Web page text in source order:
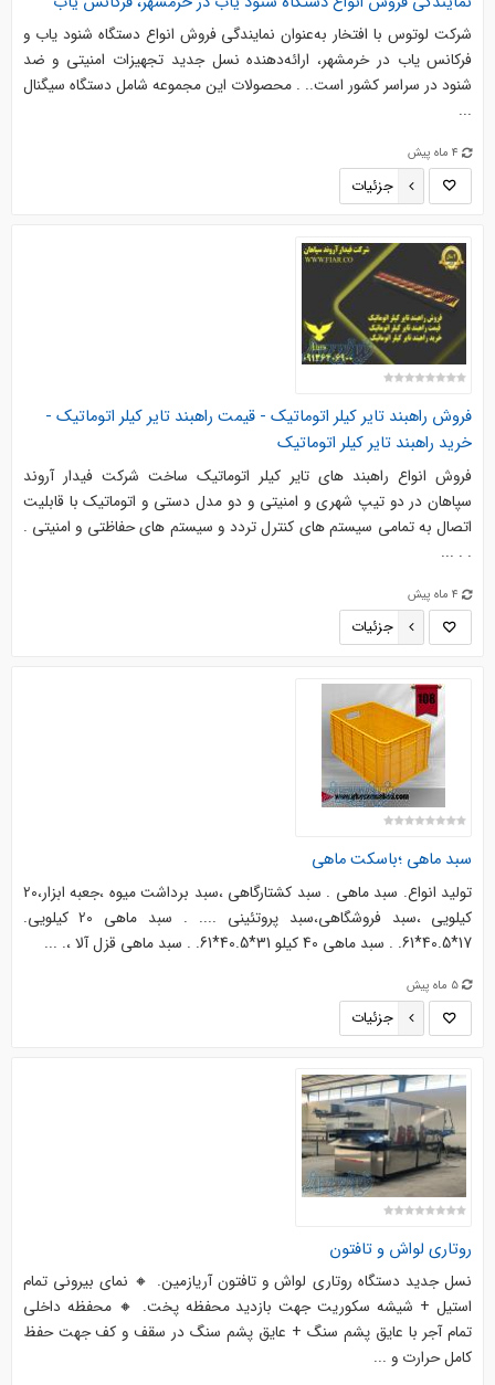
شرکت لوتوس با افتخار به‌عنوان نمایندگی فروش انواع دستگاه شنود یاب و
فرکانس یاب در خرمشهر، ارائه‌دهنده نسل جدید تجهیزات امنیتی و ضد
شنود در سراسر کشور است.. . محصولات این مجموعه شامل دستگاه سیگنال
...
4 ماه پیش
جزئیات
فروش راهبند تایر کیلر اتوماتیک - قیمت راهبند تایر کیلر اتوماتیک -
خرید راهبند تایر کیلر اتوماتیک
فروش انواع راهبند های تایر کیلر اتوماتیک ساخت شرکت فیدار آروند
سپاهان در دو تیپ شهری و امنیتی و دو مدل دستی و اتوماتیک با قابلیت
اتصال به تمامی سیستم های کنترل تردد و سیستم های حفاظتی و امنیتی .
. . ...
4 ماه پیش
جزئیات
سبد ماهی ؛باسکت ماهی
تولید انواع. سبد ماهی . سبد کشتارگاهی ،سبد برداشت میوه ،جعبه ابزار،20
کیلویی ،سبد فروشگاهی،سبد پروتئینی .... . سبد ماهی 20 کیلویی.
17*40.5*61. . سبد ماهی 40 کیلو 31*40.5*61. . سبد ماهی قزل آلا ،. ...
5 ماه پیش
جزئیات
روتاری لواش و تافتون
نسل جدید دستگاه روتاری لواش و تافتون آریازمین. 🔸 نمای بیرونی تمام
استیل + شیشه سکوریت جهت بازدید محفظه پخت. 🔸 محفظه داخلی
تمام آجر با عایق پشم سنگ + عایق پشم سنگ در سقف و کف جهت حفظ
کامل حرارت و ...